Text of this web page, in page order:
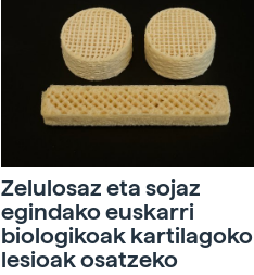
Zelulosaz eta sojaz
egindako euskarri
biologikoak kartilagoko
lesioak osatzeko